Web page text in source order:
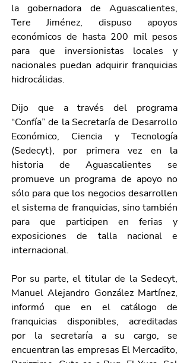
la gobernadora de Aguascalientes,
Tere Jiménez, dispuso apoyos
económicos de hasta 200 mil pesos
para que inversionistas locales y
nacionales puedan adquirir franquicias
hidrocálidas.
Dijo que a través del programa
“Confía” de la Secretaría de Desarrollo
Económico, Ciencia y Tecnología
(Sedecyt), por primera vez en la
historia de Aguascalientes se
promueve un programa de apoyo no
sólo para que los negocios desarrollen
el sistema de franquicias, sino también
para que participen en ferias y
exposiciones de talla nacional e
internacional.
Por su parte, el titular de la Sedecyt,
Manuel Alejandro González Martínez,
informó que en el catálogo de
franquicias disponibles, acreditadas
por la secretaría a su cargo, se
encuentran las empresas El Mercadito,